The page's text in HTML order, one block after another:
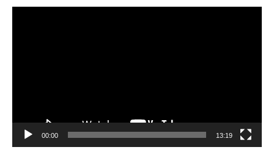
00:00 13:19